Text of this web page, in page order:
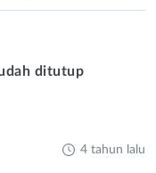
ditutup
4 tahun lalu